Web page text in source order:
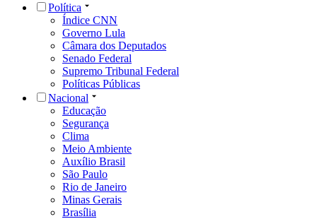
Política
Índice CNN
Governo Lula
Câmara dos Deputados
Senado Federal
Supremo Tribunal Federal
Políticas Públicas
Nacional
Educação
Segurança
Clima
Meio Ambiente
Auxílio Brasil
São Paulo
Rio de Janeiro
Minas Gerais
Brasília